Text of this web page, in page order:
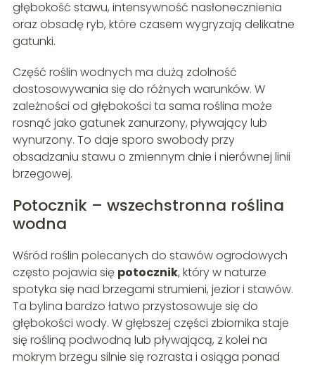
głębokość stawu, intensywność nasłonecznienia
oraz obsadę ryb, które czasem wygryzają delikatne
gatunki.
Część roślin wodnych ma dużą zdolność
dostosowywania się do różnych warunków. W
zależności od głębokości ta sama roślina może
rosnąć jako gatunek zanurzony, pływający lub
wynurzony. To daje sporo swobody przy
obsadzaniu stawu o zmiennym dnie i nierównej linii
brzegowej.
Potocznik – wszechstronna roślina
wodna
Wśród roślin polecanych do stawów ogrodowych
często pojawia się potocznik, który w naturze
spotyka się nad brzegami strumieni, jezior i stawów.
Ta bylina bardzo łatwo przystosowuje się do
głębokości wody. W głębszej części zbiornika staje
się rośliną podwodną lub pływającą, z kolei na
mokrym brzegu silnie się rozrasta i osiąga ponad